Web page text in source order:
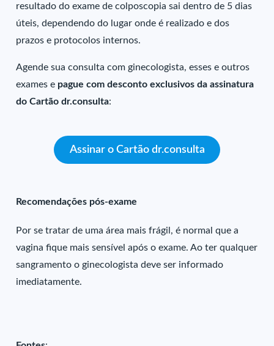
resultado do exame de colposcopia sai dentro de 5 dias
úteis, dependendo do lugar onde é realizado e dos
prazos e protocolos internos.
Agende sua consulta com ginecologista, esses e outros
exames e pague com desconto exclusivos da assinatura
do Cartão dr.consulta:
Assinar o Cartão dr.consulta
Recomendações pós-exame
Por se tratar de uma área mais frágil, é normal que a
vagina fique mais sensível após o exame. Ao ter qualquer
sangramento o ginecologista deve ser informado
imediatamente.